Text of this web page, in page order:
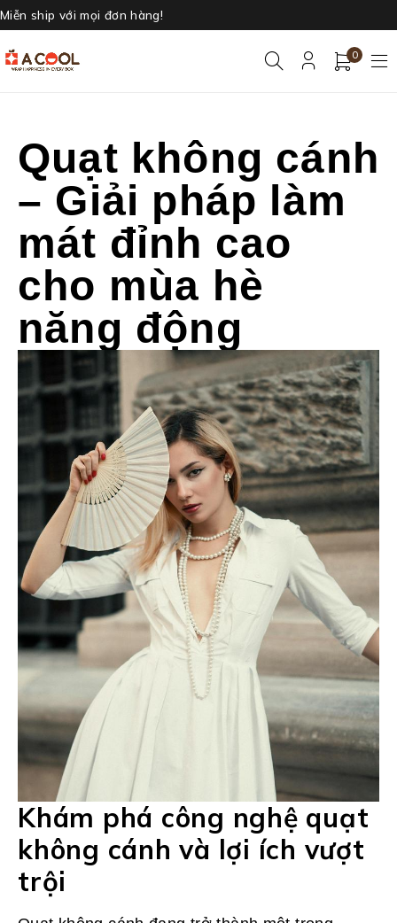
Miễn ship với mọi đơn hàng!
0
Quạt không cánh
– Giải pháp làm
mát đỉnh cao
cho mùa hè
năng động
Khám phá công nghệ quạt
không cánh và lợi ích vượt
trội